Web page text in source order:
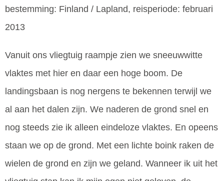
bestemming: Finland / Lapland, reisperiode: februari
2013
Vanuit ons vliegtuig raampje zien we sneeuwwitte
vlaktes met hier en daar een hoge boom. De
landingsbaan is nog nergens te bekennen terwijl we
al aan het dalen zijn. We naderen de grond snel en
nog steeds zie ik alleen eindeloze vlaktes. En opeens
staan we op de grond. Met een lichte boink raken de
wielen de grond en zijn we geland. Wanneer ik uit het